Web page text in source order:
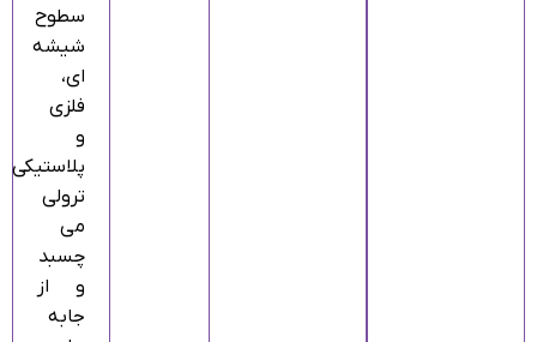
سطوح
شیشه‌
ای،
فلزی
و
پلاستیکی
ترولی
می‌
چسبد
و از
جابه‌